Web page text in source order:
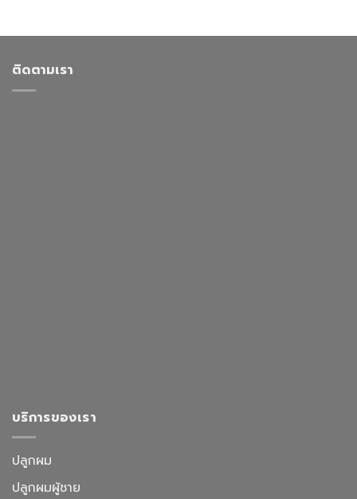
ติดตามเรา
บริการของเรา
ปลูกผม
ปลูกผมผู้ชาย